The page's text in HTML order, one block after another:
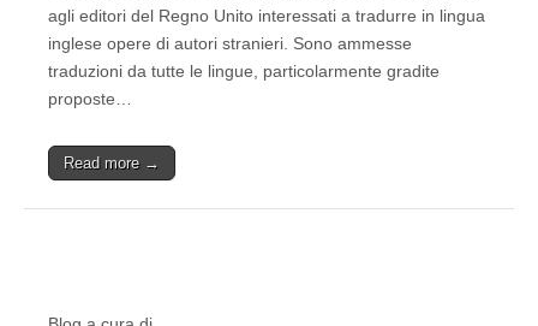
agli editori del Regno Unito interessati a tradurre in lingua
inglese opere di autori stranieri. Sono ammesse
traduzioni da tutte le lingue, particolarmente gradite
proposte…
Read more →